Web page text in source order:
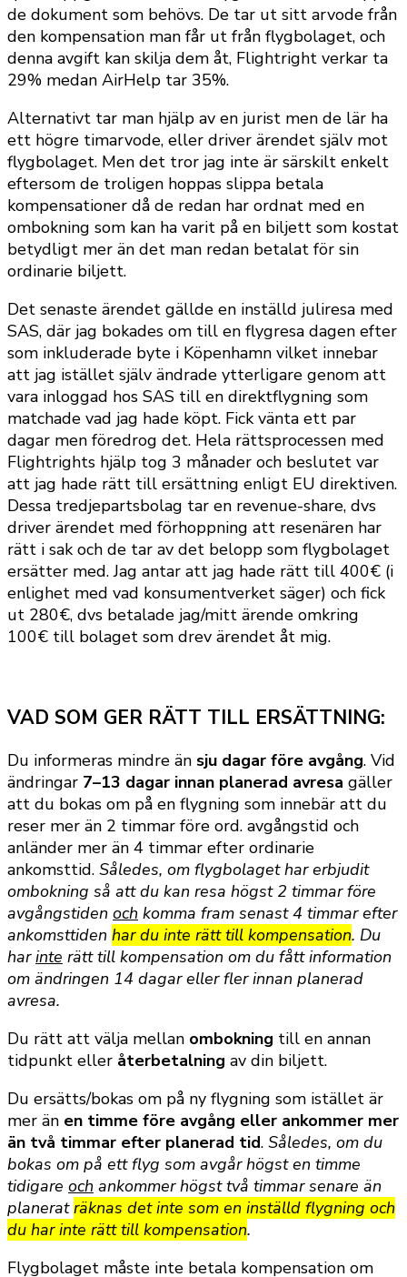
de dokument som behövs. De tar ut sitt arvode från
den kompensation man får ut från flygbolaget, och
denna avgift kan skilja dem åt, Flightright verkar ta
29% medan AirHelp tar 35%.
Alternativt tar man hjälp av en jurist men de lär ha
ett högre timarvode, eller driver ärendet själv mot
flygbolaget. Men det tror jag inte är särskilt enkelt
eftersom de troligen hoppas slippa betala
kompensationer då de redan har ordnat med en
ombokning som kan ha varit på en biljett som kostat
betydligt mer än det man redan betalat för sin
ordinarie biljett.
Det senaste ärendet gällde en inställd juliresa med
SAS, där jag bokades om till en flygresa dagen efter
som inkluderade byte i Köpenhamn vilket innebar
att jag istället själv ändrade ytterligare genom att
vara inloggad hos SAS till en direktflygning som
matchade vad jag hade köpt. Fick vänta ett par
dagar men föredrog det. Hela rättsprocessen med
Flightrights hjälp tog 3 månader och beslutet var
att jag hade rätt till ersättning enligt EU direktiven.
Dessa tredjepartsbolag tar en revenue-share, dvs
driver ärendet med förhoppning att resenären har
rätt i sak och de tar av det belopp som flygbolaget
ersätter med. Jag antar att jag hade rätt till 400€ (i
enlighet med vad konsumentverket säger) och fick
ut 280€, dvs betalade jag/mitt ärende omkring
100€ till bolaget som drev ärendet åt mig.
VAD SOM GER RÄTT TILL ERSÄTTNING:
Du informeras mindre än sju dagar före avgång. Vid
ändringar 7–13 dagar innan planerad avresa gäller
att du bokas om på en flygning som innebär att du
reser mer än 2 timmar före ord. avgångstid och
anländer mer än 4 timmar efter ordinarie
ankomsttid. Således, om flygbolaget har erbjudit
ombokning så att du kan resa högst 2 timmar före
avgångstiden och komma fram senast 4 timmar efter
ankomsttiden har du inte rätt till kompensation. Du
harinte rätt till kompensation om du fått information
om ändringen 14 dagar eller fler innan planerad
avresa.
Du rätt att välja mellan ombokning till en annan
tidpunkt eller återbetalning av din biljett.
Du ersätts/bokas om på ny flygning som istället är
mer än en timme före avgång eller ankommer mer
än två timmar efter planerad tid. Således, om du
bokas om på ett flyg som avgår högst en timme
tidigare och ankommer högst två timmar senare än
planeraträknas det inte som en inställd flygning och
du har inte rätt till kompensation.
Flygbolaget måste inte betala kompensation om